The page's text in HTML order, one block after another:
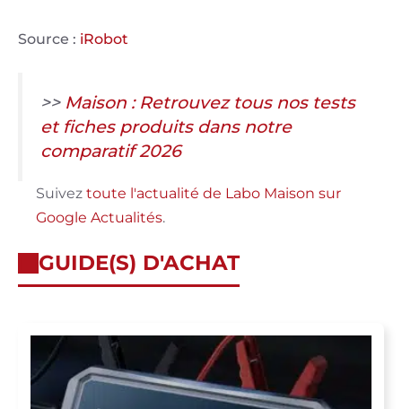
Source : iRobot
>> Maison : Retrouvez tous nos tests
et fiches produits dans notre
comparatif 2026
Suivez toute l'actualité de Labo Maison sur
Google Actualités.
GUIDE(S) D'ACHAT